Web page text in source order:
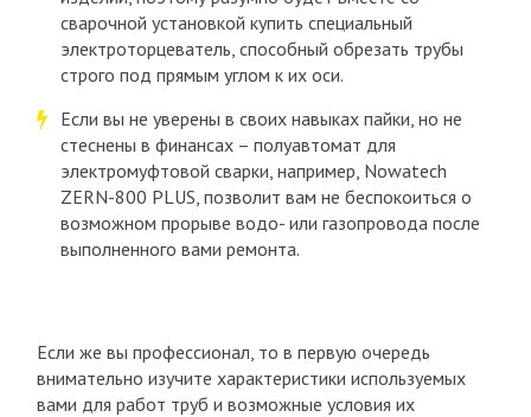
сварочной установкой купить специальный
электроторцеватель, способный обрезать трубы
строго под прямым углом к их оси.
Если вы не уверены в своих навыках пайки, но не
стеснены в финансах – полуавтомат для
электромуфтовой сварки, например, Nowatech
ZERN-800 PLUS, позволит вам не беспокоиться о
возможном прорыве водо- или газопровода после
выполненного вами ремонта.
Если же вы профессионал, то в первую очередь
внимательно изучите характеристики используемых
вами для работ труб и возможные условия их